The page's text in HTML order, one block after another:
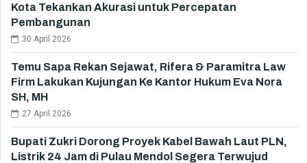
Kota Tekankan Akurasi untuk Percepatan
Pembangunan
30 April 2026
Temu Sapa Rekan Sejawat, Rifera & Paramitra Law
Firm Lakukan Kujungan Ke Kantor Hukum Eva Nora
SH, MH
27 April 2026
Bupati Zukri Dorong Proyek Kabel Bawah Laut PLN,
Listrik 24 Jam di Pulau Mendol Segera Terwujud